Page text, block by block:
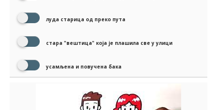
луда старица од преко пута
стара "вештица" која је плашила све у улици
усамљена и повучена бака